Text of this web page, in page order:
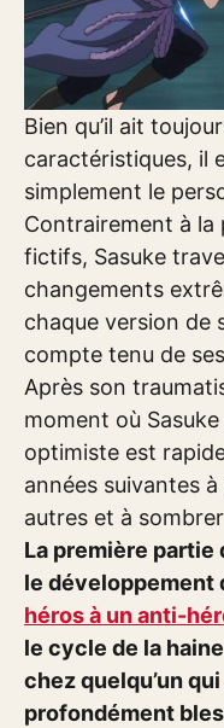
Bien qu’il ait
caractéristiques, il
simplement le
Contrairement à la
fictifs, Sasuke
changements
chaque version de
compte tenu de
Après son
moment où
optimiste est
années suivantes
autres et à
La première partie
le développement
héros à un anti-
le cycle de la
chez quelqu’un
profondément